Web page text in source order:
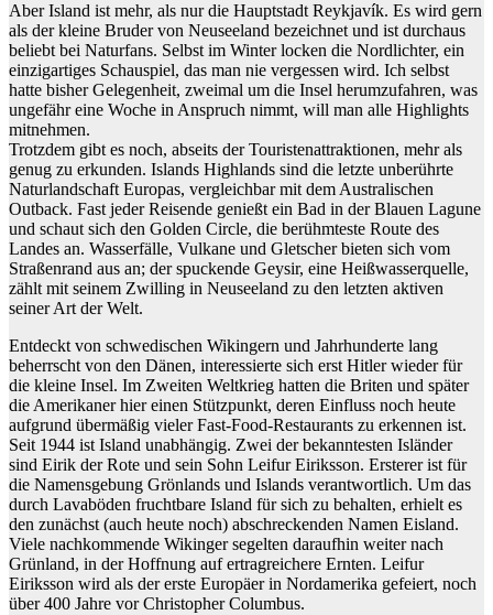
Aber Island ist mehr, als nur die Hauptstadt Reykjavík. Es wird gern
als der kleine Bruder von Neuseeland bezeichnet und ist durchaus
beliebt bei Naturfans. Selbst im Winter locken die Nordlichter, ein
einzigartiges Schauspiel, das man nie vergessen wird. Ich selbst
hatte bisher Gelegenheit, zweimal um die Insel herumzufahren, was
ungefähr eine Woche in Anspruch nimmt, will man alle Highlights
mitnehmen.
Trotzdem gibt es noch, abseits der Touristenattraktionen, mehr als
genug zu erkunden. Islands Highlands sind die letzte unberührte
Naturlandschaft Europas, vergleichbar mit dem Australischen
Outback. Fast jeder Reisende genießt ein Bad in der Blauen Lagune
und schaut sich den Golden Circle, die berühmteste Route des
Landes an. Wasserfälle, Vulkane und Gletscher bieten sich vom
Straßenrand aus an; der spuckende Geysir, eine Heißwasserquelle,
zählt mit seinem Zwilling in Neuseeland zu den letzten aktiven
seiner Art der Welt.
Entdeckt von schwedischen Wikingern und Jahrhunderte lang
beherrscht von den Dänen, interessierte sich erst Hitler wieder für
die kleine Insel. Im Zweiten Weltkrieg hatten die Briten und später
die Amerikaner hier einen Stützpunkt, deren Einfluss noch heute
aufgrund übermäßig vieler Fast-Food-Restaurants zu erkennen ist.
Seit 1944 ist Island unabhängig. Zwei der bekanntesten Isländer
sind Eirik der Rote und sein Sohn Leifur Eiriksson. Ersterer ist für
die Namensgebung Grönlands und Islands verantwortlich. Um das
durch Lavaböden fruchtbare Island für sich zu behalten, erhielt es
den zunächst (auch heute noch) abschreckenden Namen Eisland.
Viele nachkommende Wikinger segelten daraufhin weiter nach
Grünland, in der Hoffnung auf ertragreichere Ernten. Leifur
Eiriksson wird als der erste Europäer in Nordamerika gefeiert, noch
über 400 Jahre vor Christopher Columbus.